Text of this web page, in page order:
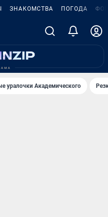
ЗНАКОМСТВА ПОГОДА
уралочки Академического